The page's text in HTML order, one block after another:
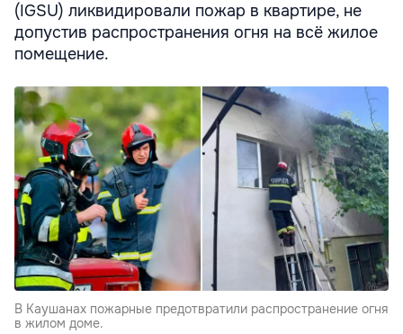
(IGSU) ликвидировали пожар в квартире, не
допустив распространения огня на всё жилое
помещение.
В Каушанах пожарные предотвратили распространение огня
в жилом доме.